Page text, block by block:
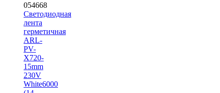
054668
Светодиодная
лента
герметичная
ARL-
PV-
X720-
15mm
230V
White6000